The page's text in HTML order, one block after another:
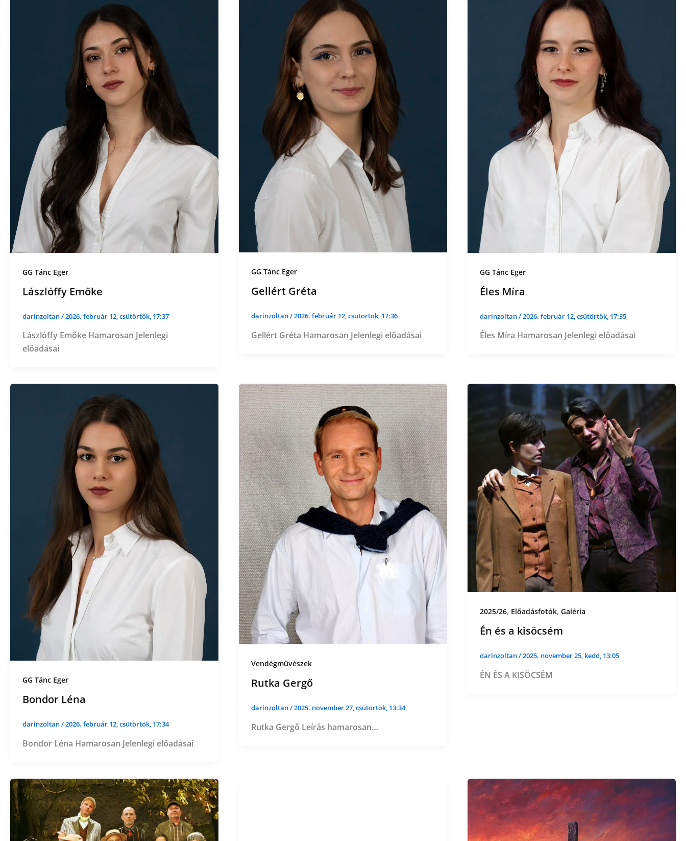
GG Tánc Eger
Lászlóffy Emőke
darinzoltan/2026. február 12, csütörtök, 17:37
Lászlóffy Emőke Hamarosan Jelenlegi
előadásai
GG Tánc Eger
Gellért Gréta
darinzoltan/2026. február 12, csütörtök, 17:36
Gellért Gréta Hamarosan Jelenlegi előadásai
GG Tánc Eger
Éles Míra
darinzoltan/2026. február 12, csütörtök, 17:35
Éles Míra Hamarosan Jelenlegi előadásai
GG Tánc Eger
Bondor Léna
darinzoltan/2026. február 12, csütörtök, 17:34
Bondor Léna Hamarosan Jelenlegi előadásai
Vendégművészek
Rutka Gergő
darinzoltan/2025. november 27, csütörtök, 13:34
Rutka Gergő Leírás hamarosan…
2025/26, Előadásfotók, Galéria
Én és a kisöcsém
darinzoltan/2025. november 25, kedd, 13:05
ÉN ÉS A KISÖCSÉM